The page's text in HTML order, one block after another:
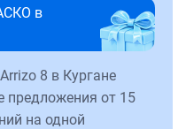
в
8 в Кургане
предложения от 15
на одной